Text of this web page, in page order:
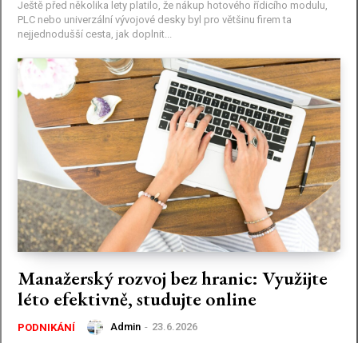
Ještě před několika lety platilo, že nákup hotového řídicího modulu,
PLC nebo univerzální vývojové desky byl pro většinu firem ta
nejjednodušší cesta, jak doplnit...
Manažerský rozvoj bez hranic: Využijte
léto efektivně, studujte online
PODNIKÁNÍ Admin - 23.6.2026